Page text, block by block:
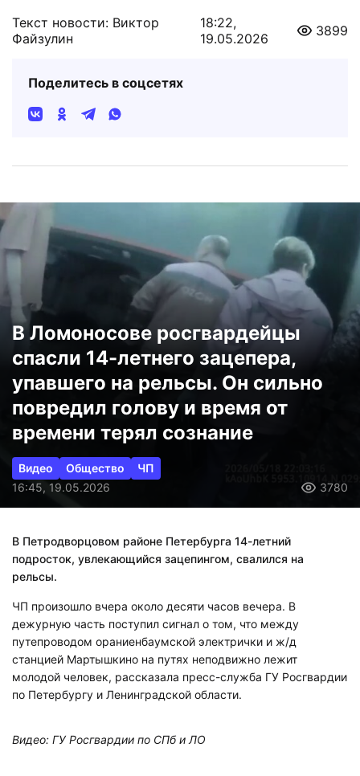
Текст новости: Виктор
Файзулин
18:22,
19.05.2026
3899
Поделитесь в соцсетях
В Ломоносове росгвардейцы
спасли 14-летнего зацепера,
упавшего на рельсы. Он сильно
повредил голову и время от
времени терял сознание
Видео Общество
ЧП
16:45, 19.05.2026
3780
В Петродворцовом районе Петербурга 14-летний
подросток, увлекающийся зацепингом, свалился на
рельсы.
ЧП произошло вчера около десяти часов вечера. В
дежурную часть поступил сигнал о том, что между
путепроводом ораниенбаумской электрички и ж/д
станцией Мартышкино на путях неподвижно лежит
молодой человек, рассказала пресс-служба ГУ Росгвардии
по Петербургу и Ленинградской области.
Видео: ГУ Росгвардии по СПб и ЛО